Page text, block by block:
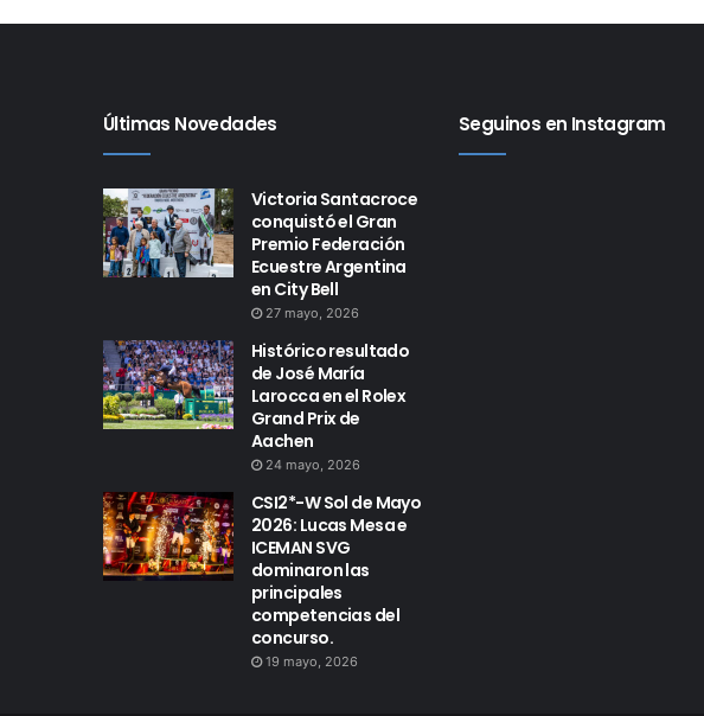
Últimas Novedades
Victoria Santacroce
conquistó el Gran
Premio Federación
Ecuestre Argentina
en City Bell
27 mayo, 2026
Histórico resultado
de José María
Larocca en el Rolex
Grand Prix de
Aachen
24 mayo, 2026
CSI2*-W Sol de Mayo
2026: Lucas Mesa e
ICEMAN SVG
dominaron las
principales
competencias del
concurso.
19 mayo, 2026
Seguinos en Instagram